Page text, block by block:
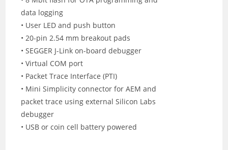
data logging
• User LED and push button
• 20-pin 2.54 mm breakout pads
• SEGGER J-Link on-board debugger
• Virtual COM port
• Packet Trace Interface (PTI)
• Mini Simplicity connector for AEM and
packet trace using external Silicon Labs
debugger
• USB or coin cell battery powered